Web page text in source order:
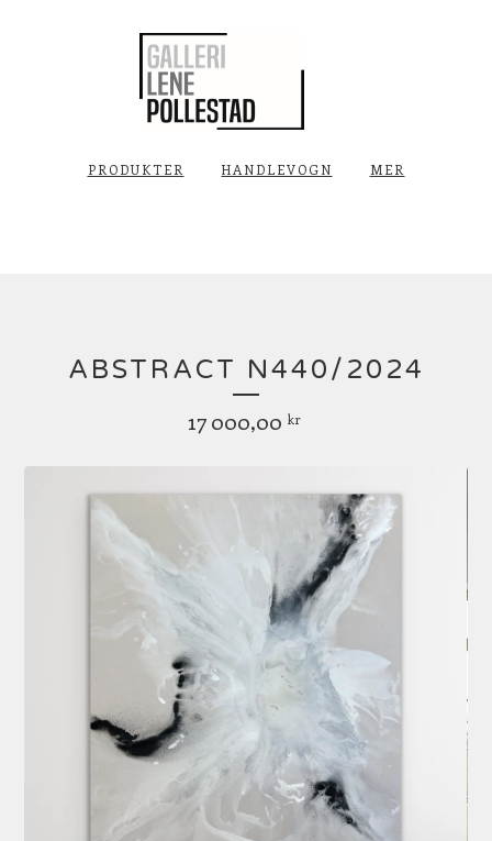
PRODUKTER HANDLEVOGN MER
ABSTRACT N440/2024
17 000,00 kr